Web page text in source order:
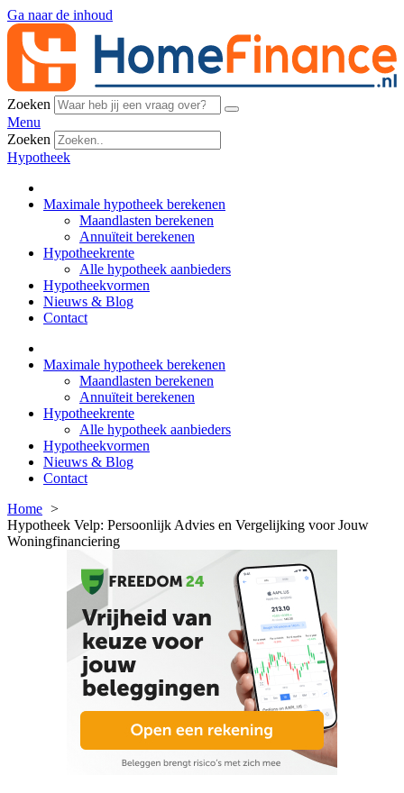
Ga naar de inhoud
Zoeken
Menu
Zoeken
Hypotheek
Maximale hypotheek berekenen
Maandlasten berekenen
Annuïteit berekenen
Hypotheekrente
Alle hypotheek aanbieders
Hypotheekvormen
Nieuws & Blog
Contact
Maximale hypotheek berekenen
Maandlasten berekenen
Annuïteit berekenen
Hypotheekrente
Alle hypotheek aanbieders
Hypotheekvormen
Nieuws & Blog
Contact
Home
Hypotheek Velp: Persoonlijk Advies en Vergelijking voor Jouw
Woningfinanciering